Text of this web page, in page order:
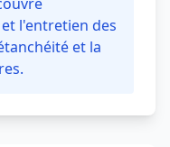
l'entretien des
et la